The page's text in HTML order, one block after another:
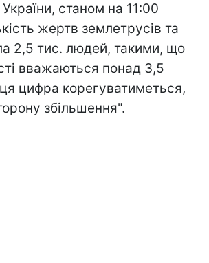
станом на 11:00
жертв землетрусів та
2,5 тис. людей, такими, що
вважаються понад 3,5
цифра корегуватиметься,
збільшення".